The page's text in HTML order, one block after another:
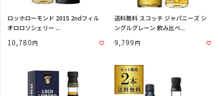
ロッホローモンド 2015 2ndフィル
オロロソシェリー ...
10,780
送料無料 スコッチ ジャパニーズ シ
ングルグレーン 飲み比べ...
9,799